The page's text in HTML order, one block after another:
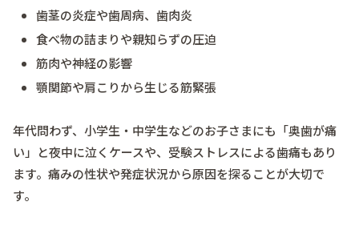
歯茎の炎症や歯周病、歯肉炎
食べ物の詰まりや親知らずの圧迫
筋肉や神経の影響
顎関節や肩こりから生じる筋緊張
年代問わず、小学生・中学生などのお子さまにも「奥歯が痛
い」と夜中に泣くケースや、受験ストレスによる歯痛もあり
ます。痛みの性状や発症状況から原因を探ることが大切で
す。